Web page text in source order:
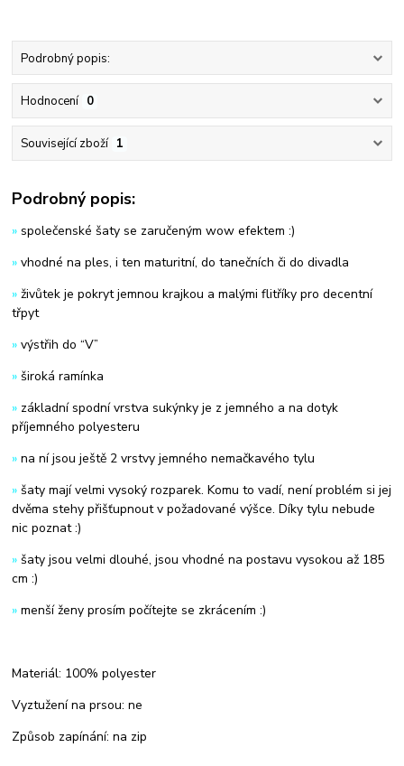
Podrobný popis:
Hodnocení 0
Související zboží 1
Podrobný popis:
»společenské šaty se zaručeným wow efektem :)
»vhodné na ples, i ten maturitní, do tanečních či do divadla
»živůtek je pokryt jemnou krajkou a malými flitříky pro decentní
třpyt
»výstřih do “V”
»široká ramínka
» základní spodní vrstva sukýnky je z jemného a na dotyk
příjemného polyesteru
»na ní jsou ještě 2 vrstvy jemného nemačkavého tylu
»šaty mají velmi vysoký rozparek. Komu to vadí, není problém si jej
dvěma stehy přišťupnout v požadované výšce. Díky tylu nebude
nic poznat :)
»šaty jsou velmi dlouhé, jsou vhodné na postavu vysokou až 185
cm :)
»menší ženy prosím počítejte se zkrácením :)
Materiál: 100% polyester
Vyztužení na prsou: ne
Způsob zapínání: na zip